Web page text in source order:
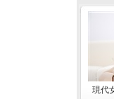
現代